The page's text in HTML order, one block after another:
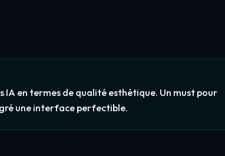
en termes de qualité esthétique. Un must pour
une interface perfectible.